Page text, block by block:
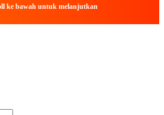
ke bawah untuk melanjutkan